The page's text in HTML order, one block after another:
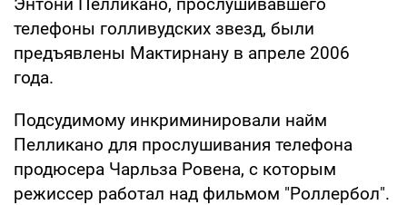
телефоны голливудских звезд, были
предъявлены Мактирнану в апреле 2006
года.
Подсудимому инкриминировали найм
Пелликано для прослушивания телефона
продюсера Чарльза Ровена, с которым
режиссер работал над фильмом "Роллербол".